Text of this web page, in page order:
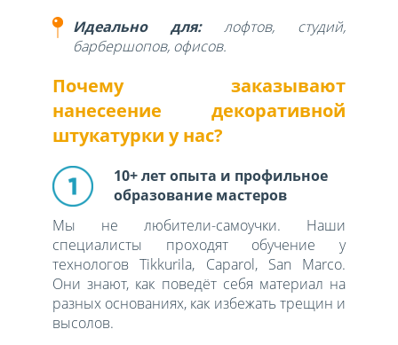
Идеально для:лофтов, студий,
барбершопов, офисов.
Почему заказывают
нанесеение декоративной
штукатурки у нас?
10+ лет опыта и профильное
образование мастеров
Мы не любители-самоучки. Наши
специалисты проходят обучение у
технологов Tikkurila, Caparol, San Marco.
Они знают, как поведёт себя материал на
разных основаниях, как избежать трещин и
высолов.